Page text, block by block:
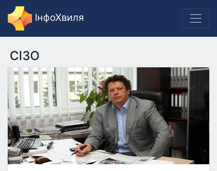
ІнфоХвиля
СІЗО